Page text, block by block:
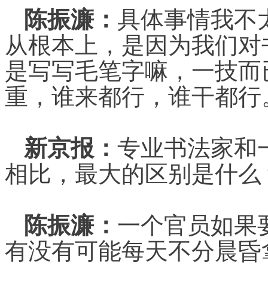
陈振濂： 具体事情我不
从根本上，是因为我们
是写写毛笔字嘛，一技
重，谁来都行，谁干都
新京报： 专业书法家和
相比，最大的区别是什么
陈振濂： 一个官员如果
有没有可能每天不分晨